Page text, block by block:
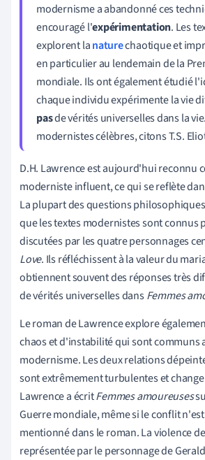
modernisme a abandonné ces
encouragé l'expérimentation. Les
explorent lanaturechaotique et
en particulier au lendemain de la
mondiale. Ils ont également étudié
chaque individu expérimente la vie
pasde vérités universelles dans la
modernistes célèbres, citons T.S.
D.H. Lawrence est aujourd'hui reconnu
moderniste influent, ce qui se reflète
La plupart des questions
que les textes modernistes sont connus
discutées par les quatre personnages
Love. Ils réfléchissent à la valeur du
obtiennent souvent des réponses très
de vérités universelles dansFemmes
Le roman de Lawrence explore
chaos et d'instabilité qui sont communs
modernisme. Les deux relations
sont extrêmement turbulentes et
Lawrence a écritFemmes amoureuses
Guerre mondiale, même si le conflit
mentionné dans le roman. La violence
représentée par le personnage de